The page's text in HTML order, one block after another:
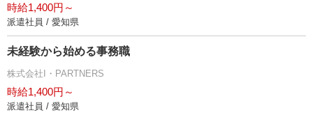
時給1,400円～
派遣社員 / 愛知県
未経験から始める事務職
株式会社I・PARTNERS
時給1,400円～
派遣社員 / 愛知県